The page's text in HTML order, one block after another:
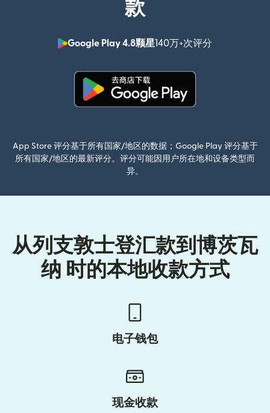
款
Google Play 4.8颗星140万+次评分
App Store 评分基于所有国家/地区的数据；Google Play 评分基于
所有国家/地区的最新评分。评分可能因用户所在地和设备类型而
异。
从列支敦士登汇款到博茨瓦
纳 时的本地收款方式
电子钱包
现金收款